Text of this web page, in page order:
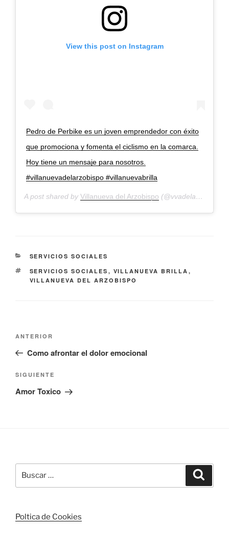
View this post on Instagram
Pedro de Perbike es un joven emprendedor con éxito
que promociona y fomenta el ciclismo en la comarca.
Hoy tiene un mensaje para nosotros.
#villanuevadelarzobispo #villanuevabrilla
A post shared by Villanueva del Arzobispo (@vvadelarzobispo) on
CATEGORÍAS
SERVICIOS SOCIALES
ETIQUETAS
SERVICIOS SOCIALES , VILLANUEVA BRILLA ,
VILLANUEVA DEL ARZOBISPO
entradas
Entrada
anterior:
ANTERIOR
Como afrontar el dolor emocional
Siguiente
entrada
SIGUIENTE
Amor Toxico
Buscar
por:
Poltica de Cookies